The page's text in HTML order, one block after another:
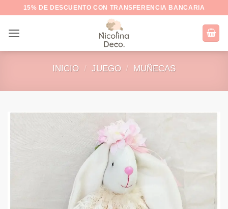
contenido
15% DE DESCUENTO CON TRANSFERENCIA BANCARIA
INICIO / JUEGO / MUÑECAS